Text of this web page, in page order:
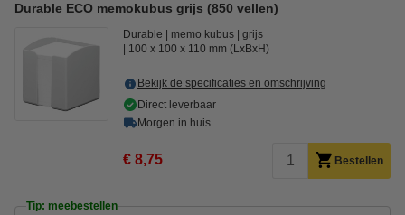
Durable ECO memokubus grijs (850 vellen)
Durable memo kubus
grijs
100 x 100 x 110 mm (LxBxH)
Bekijk de specificaties en omschrijving
Direct leverbaar
Morgen in huis
€ 8,75 Bestellen
Tip: meebestellen